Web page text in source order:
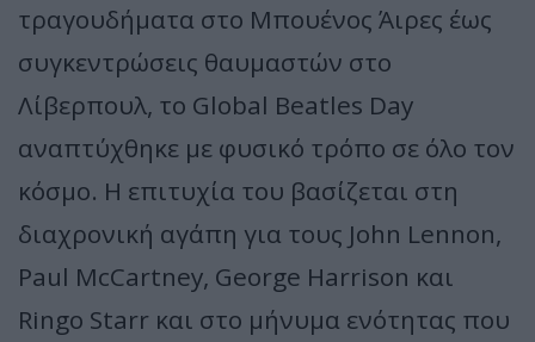
τραγουδήματα στο Μπουένος Άιρες έως
συγκεντρώσεις θαυμαστών στο
Λίβερπουλ, το Global Beatles Day
αναπτύχθηκε με φυσικό τρόπο σε όλο τον
κόσμο. Η επιτυχία του βασίζεται στη
διαχρονική αγάπη για τους John Lennon,
Paul McCartney, George Harrison και
Ringo Starr και στο μήνυμα ενότητας που